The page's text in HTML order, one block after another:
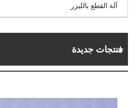
آلة القطع بالليزر
منتجات جديدة